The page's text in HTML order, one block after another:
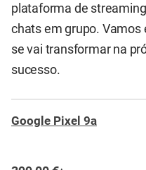
plataforma de
chats em grupo. Vamos
se vai transformar na
sucesso.
Google Pixel 9a